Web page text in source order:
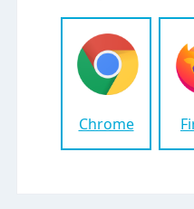
Chrome